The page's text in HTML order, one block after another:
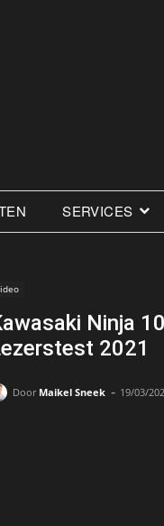
SERVICES
Ninja
2021
Door Maikel Sneek - 19/03/